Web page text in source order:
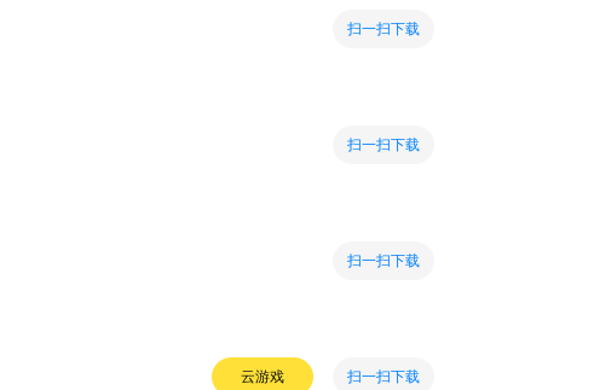
扫一扫下载
扫一扫下载
扫一扫下载
云游戏 扫一扫下载